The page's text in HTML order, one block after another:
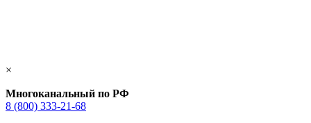
×
Многоканальный по РФ
8 (800) 333‑21-68